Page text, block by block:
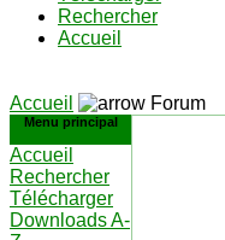
Rechercher
Accueil
Accueil Forum
Menu principal
Accueil
Rechercher
Télécharger
Downloads A-